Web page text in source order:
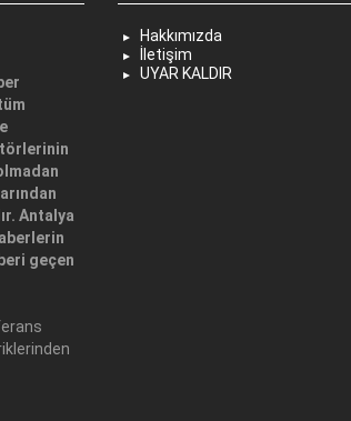
Antalya
geçen
Hakkımızda
İletişim
UYAR KALDIR